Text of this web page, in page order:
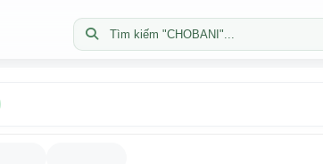
Tìm kiếm "CHOBANI"...